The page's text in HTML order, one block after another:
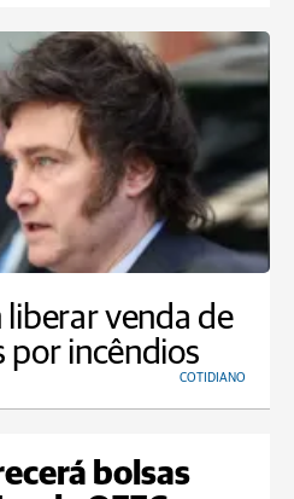
liberar venda de
por incêndios
COTIDIANO
bolsas